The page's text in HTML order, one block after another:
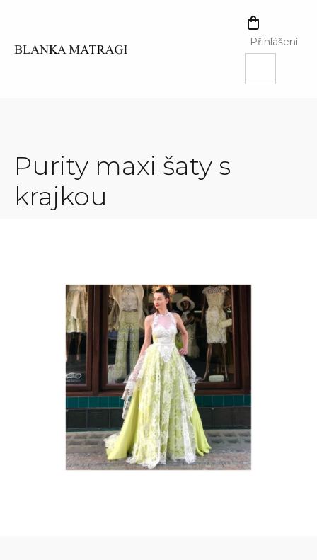
NÁKUPNÍ
KOŠÍK
Přihlášení
Purity maxi šaty s
krajkou